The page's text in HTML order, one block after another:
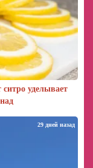
ситро уделывает
29 дней назад